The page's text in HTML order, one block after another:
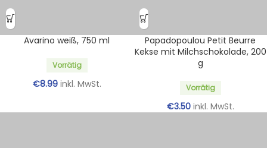
Avarino weiß, 750 ml
Vorrätig
€8.99 inkl. MwSt.
Papadopoulou Petit Beurre
Kekse mit Milchschokolade, 200
g
Vorrätig
€3.50 inkl. MwSt.